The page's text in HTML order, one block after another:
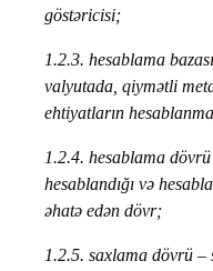
göstəricisi;
1.2.3. hesablama
valyutada, qiymətli
ehtiyatların
1.2.4. hesablama
hesablandığı və
əhatə edən dövr;
1.2.5. saxlama dövrü